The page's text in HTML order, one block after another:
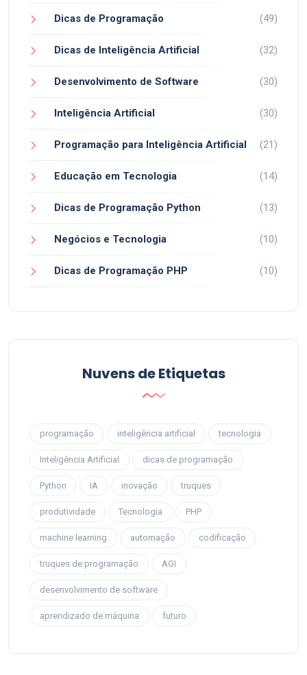
Dicas de Programação (49)
Dicas de Inteligência Artificial (32)
Desenvolvimento de Software (30)
Inteligência Artificial (30)
Programação para Inteligência Artificial (21)
Educação em Tecnologia (14)
Dicas de Programação Python (13)
Negócios e Tecnologia (10)
Dicas de Programação PHP (10)
Nuvens de Etiquetas
programação inteligência artificial tecnologia
Inteligência Artificial dicas de programação
Python IA inovação truques
produtividade Tecnologia PHP
machine learning automação codificação
truques de programação AGI
desenvolvimento de software
aprendizado de máquina futuro